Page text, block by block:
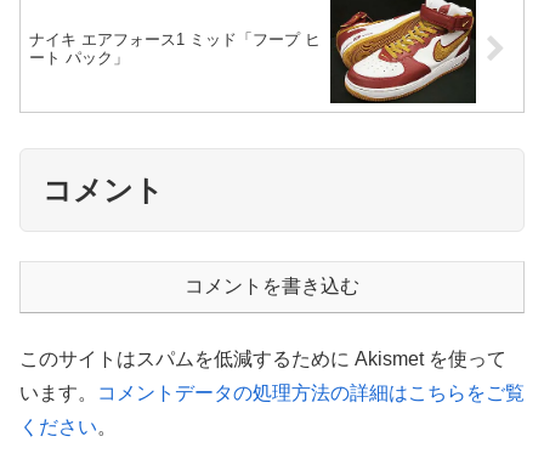
ナイキ エアフォース1 ミッド「フープ ヒ
ート パック」
コメント
コメントを書き込む
このサイトはスパムを低減するために Akismet を使って
います。
コメントデータの処理方法の詳細はこちらをご覧
ください。